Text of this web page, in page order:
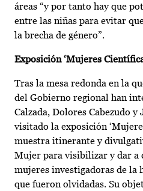
áreas “y por tanto hay que
entre las niñas para evitar
la brecha de género”.
Exposición ‘Mujeres
Tras la mesa redonda en la
del Gobierno regional han
Calzada, Dolores Cabezudo y
visitado la exposición
muestra itinerante y
Mujer para visibilizar y dar a
mujeres investigadoras de la
que fueron olvidadas. Su